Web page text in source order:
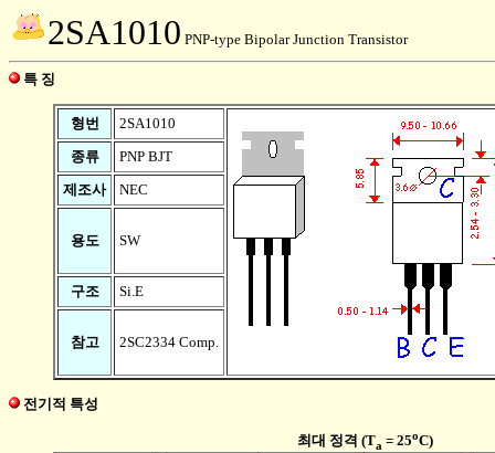
2SA1010 PNP-type Bipolar Junction Transistor
특 징
형번
2SA1010
종류
PNP BJT
제조사
NEC
용도 SW
구조 Si.E
참고 2SC2334 Comp.
전기적 특성
최대 정격 (Ta = 25oC)